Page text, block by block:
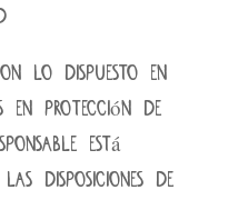
lo dispuesto en
en protección de
está
disposiciones de